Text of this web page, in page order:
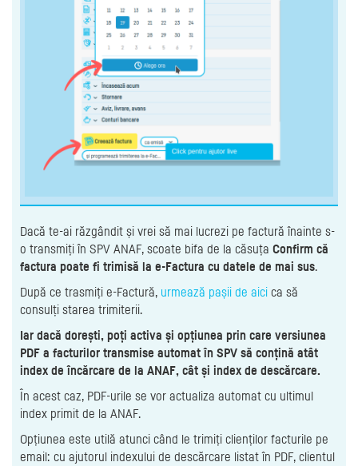
Dacă te-ai răzgândit și vrei să mai lucrezi pe factură înainte s-
o transmiți în SPV ANAF, scoate bifa de la căsuța Confirm că
factura poate fi trimisă la e-Factura cu datele de mai sus.
După ce trasmiți e-Factură, urmează pașii de aici ca să
consulți starea trimiterii.
Iar dacă dorești, poți activa și opțiunea prin care versiunea
PDF a facturilor transmise automat în SPV să conțină atât
index de încărcare de la ANAF, cât și index de descărcare.
În acest caz, PDF-urile se vor actualiza automat cu ultimul
index primit de la ANAF.
Opțiunea este utilă atunci când le trimiți clienților facturile pe
email: cu ajutorul indexului de descărcare listat în PDF, clientul